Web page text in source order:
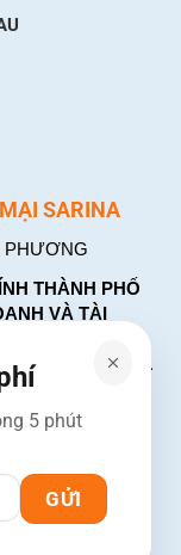
SARINA
PHƯƠNG
THÀNH PHỐ
VÀ TÀI
lần đầu: ngày 26
thứ: 4, ngày 31
10, TP. Hồ Chí
5 phút